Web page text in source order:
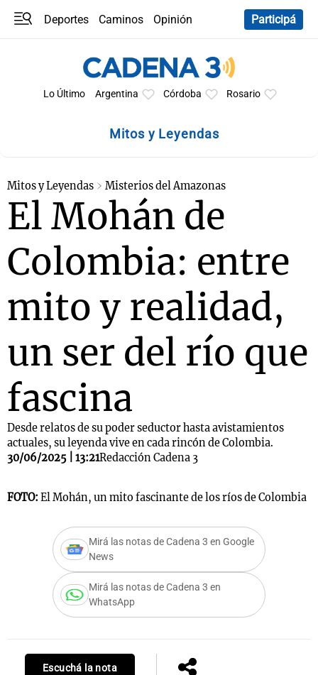
Deportes Caminos
Opinión
Participá
Lo Último Argentina Córdoba Rosario
Mitos y Leyendas
Mitos y Leyendas Misterios del Amazonas
El Mohán de
Colombia: entre
mito y realidad,
un ser del río que
fascina
Desde relatos de su poder seductor hasta avistamientos
actuales, su leyenda vive en cada rincón de Colombia.
30/06/2025 | 13:21Redacción Cadena 3
FOTO: El Mohán, un mito fascinante de los ríos de Colombia
Mirá las notas de Cadena 3 en Google
News
Mirá las notas de Cadena 3 en
WhatsApp
Escuchá la nota